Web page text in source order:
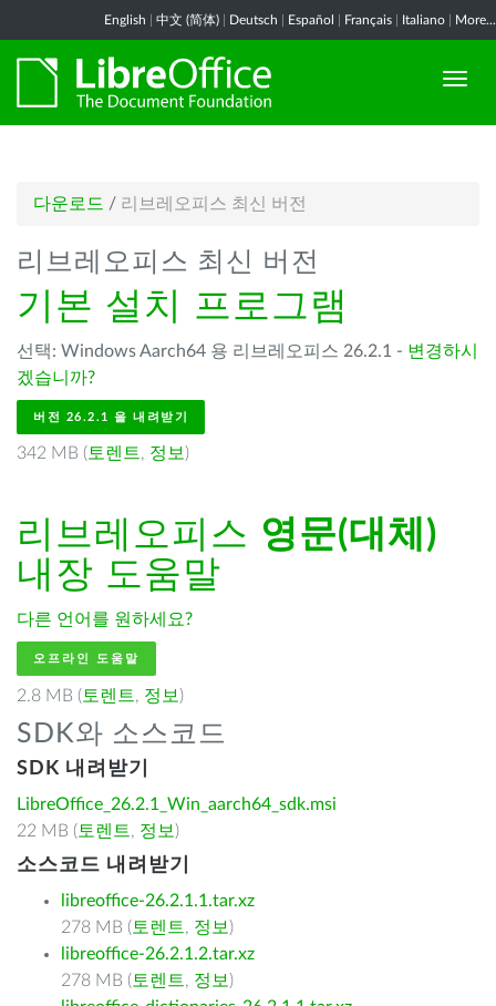
English 中文 (简体) Deutsch Español Français Italiano More...
다운로드 / 리브레오피스 최신 버전
리브레오피스 최신 버전
기본 설치 프로그램
선택: Windows Aarch64 용 리브레오피스 26.2.1 - 변경하시
겠습니까?
버전 26.2.1 을 내려받기
342 MB ( 토렌트, 정보 )
리브레오피스 영문(대체)
내장 도움말
다른 언어를 원하세요?
오프라인 도움말
2.8 MB ( 토렌트, 정보 )
SDK와 소스코드
SDK 내려받기
LibreOffice_26.2.1_Win_aarch64_sdk.msi
22 MB ( 토렌트, 정보 )
소스코드 내려받기
libreoffice-26.2.1.1.tar.xz
278 MB ( 토렌트, 정보 )
libreoffice-26.2.1.2.tar.xz
278 MB ( 토렌트, 정보 )